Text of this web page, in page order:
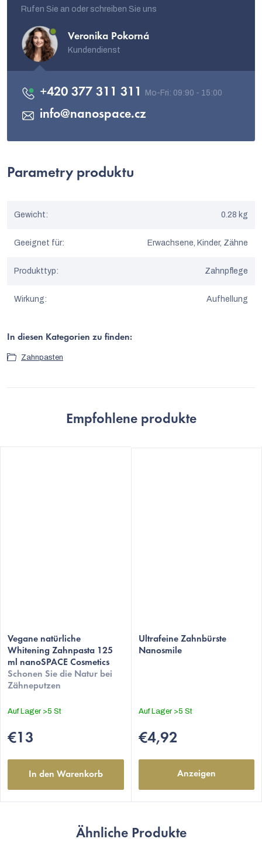
Rufen Sie an oder schreiben Sie uns
Veronika Pokorná
Kundendienst
info@nanospace.cz
+420 377 311 311
Parametry produktu
Gewicht: 0.28 kg
Geeignet für: Erwachsene, Kinder, Zähne
Produkttyp: Zahnpflege
Wirkung: Aufhellung
In diesen Kategorien zu finden:
Zahnpasten
Empfohlene produkte
Vegane natürliche
Whitening Zahnpasta 125
ml nanoSPACE Cosmetics
Schonen Sie die Natur bei
Zähneputzen
Auf Lager >5 St
€13
In den Warenkorb
Ultrafeine Zahnbürste
Nanosmile
Auf Lager >5 St
€4,92
Anzeigen
Ähnliche Produkte